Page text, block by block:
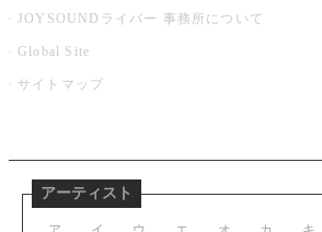
JOYSOUNDライバー 事務所について
Global Site
サイトマップ
アーティスト